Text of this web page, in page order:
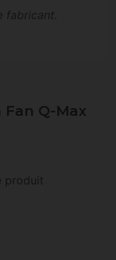
fabricant.
Q-Max
produit